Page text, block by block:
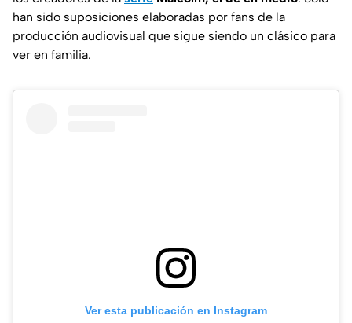
han sido suposiciones elaboradas por fans de la
producción audiovisual que sigue siendo un clásico para
ver en familia.
Ver esta publicación en Instagram